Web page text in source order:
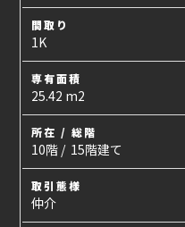
間取り
1K
専有面積
25.42 m2
所在 / 総階
10階 / 15階建て
取引態様
仲介